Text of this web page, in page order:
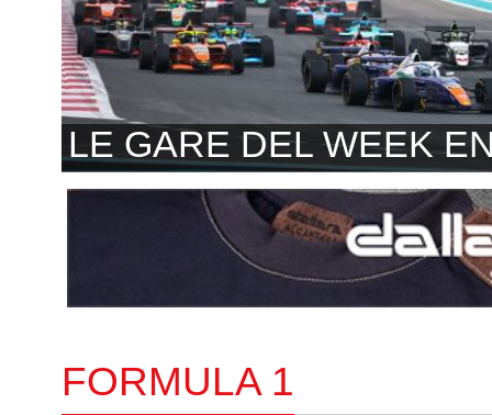
LE GARE DEL WEEK
FORMULA 1